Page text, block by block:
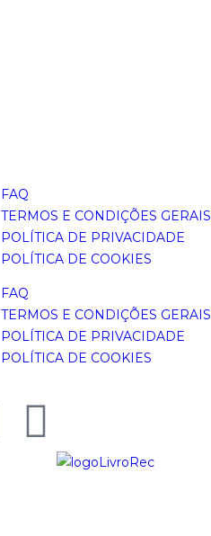
FAQ
TERMOS E CONDIÇÕES GERAIS
POLÍTICA DE PRIVACIDADE
POLÍTICA DE COOKIES
FAQ
TERMOS E CONDIÇÕES GERAIS
POLÍTICA DE PRIVACIDADE
POLÍTICA DE COOKIES